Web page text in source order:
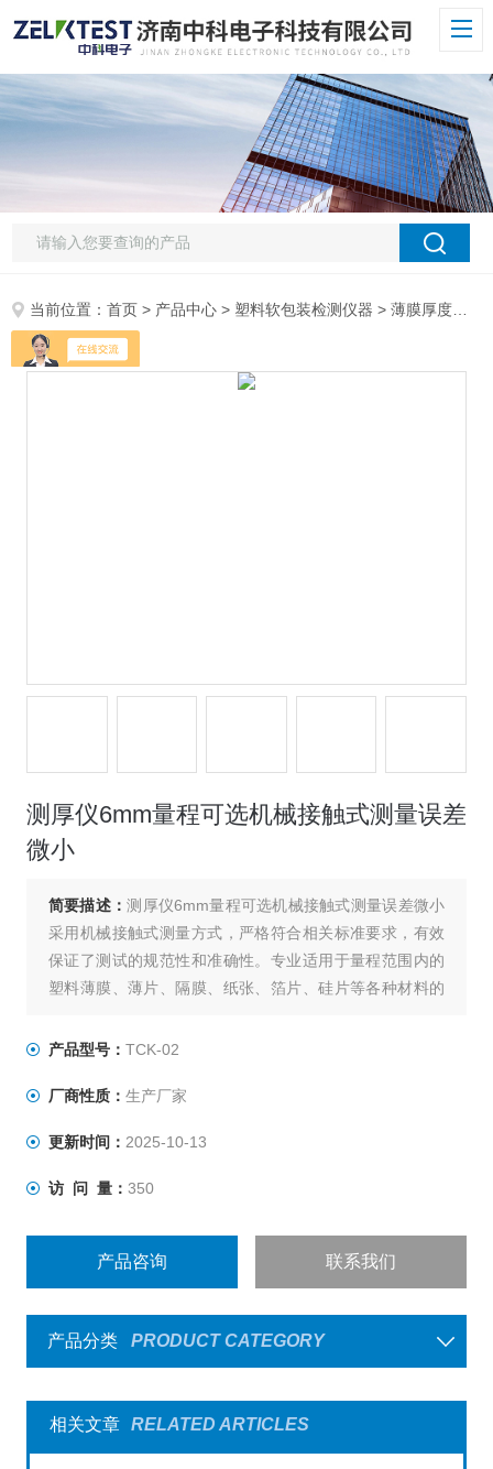
当前位置：首页 > 产品中心 > 塑料软包装检测仪器 >薄膜厚度测试仪
测厚仪6mm量程可选机械接触式测量误差
微小
简要描述：测厚仪6mm量程可选机械接触式测量误差微小
采用机械接触式测量方式，严格符合相关标准要求，有效
保证了测试的规范性和准确性。专业适用于量程范围内的
塑料薄膜、薄片、隔膜、纸张、箔片、硅片等各种材料的
产品型号： TCK-02
厂商性质： 生产厂家
更新时间： 2025-10-13
访 问 量： 350
产品咨询 联系我们
产品分类 PRODUCT CATEGORY
相关文章 RELATED ARTICLES